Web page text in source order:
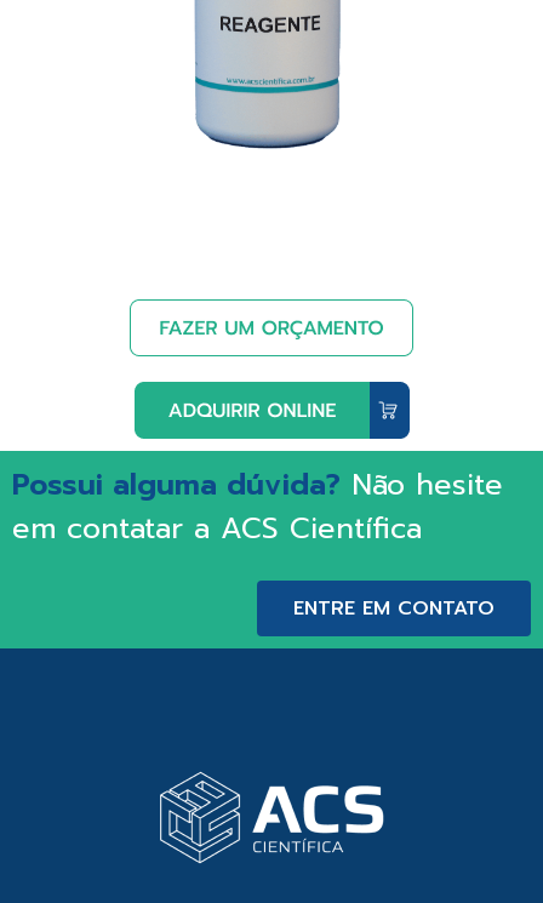
Possui alguma dúvida? Não hesite
em contatar a ACS Científica
ENTRE EM CONTATO